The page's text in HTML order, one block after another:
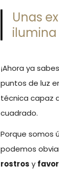
Unas
ilumina
¡Ahora ya
puntos de luz
técnica capaz
cuadrado.
Porque somos
podemos
rostros y